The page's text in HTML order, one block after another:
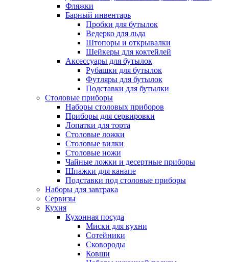
Фляжки
Барный инвентарь
Пробки для бутылок
Ведерко для льда
Штопоры и открывалки
Шейкеры для коктейлей
Аксессуары для бутылок
Рубашки для бутылок
Футляры для бутылок
Подставки для бутылки
Столовые приборы
Наборы столовых приборов
Приборы для сервировки
Лопатки для торта
Столовые ложки
Столовые вилки
Столовые ножи
Чайные ложки и десертные приборы
Шпажки для канапе
Подставки под столовые приборы
Наборы для завтрака
Сервизы
Кухня
Кухонная посуда
Миски для кухни
Сотейники
Сковороды
Ковши